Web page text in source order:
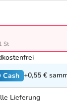
St
Cash +0,55 €
Lieferung